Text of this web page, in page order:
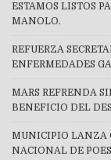
ESTAMOS LISTOS
MANOLO.
REFUERZA
ENFERMEDADES
MARS REFRENDA
BENEFICIO DEL
MUNICIPIO LANZA
NACIONAL DE